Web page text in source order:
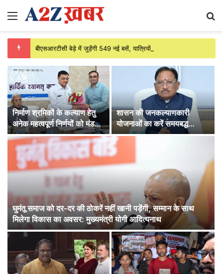
Menu
घुमंतू समाज को दर-दर की ठोकरें नहीं खानी पड़ेंगी, सम्मान के साथ
मिलेगा विकास का अवसर: मुख्यमंत्री योगी आदित्यनाथ
निर्माण श्रमिकों के कल्याण हेतु
अनेक महत्वपूर्ण निर्णयों को मंडल
की बैठक में मिली स्वीकृति
शासन की जनकल्याणकारी
योजनाओं का करें समयबद्ध
क्रियान्वयन , प्रत्येक पात्र
व्यक्ति को मिले शासन की
योजनाओं का लाभ : मुख्यमंत्री